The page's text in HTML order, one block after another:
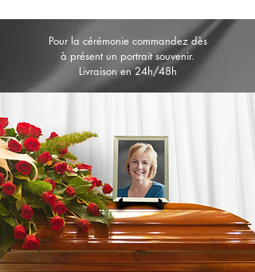
Pour la cérémonie commandez dès
à présent un portrait souvenir.
Livraison en 24h/48h